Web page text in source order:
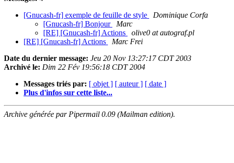
[Gnucash-fr] exemple de feuille de style
Dominique Corfa
[Gnucash-fr] Bonjour
Marc
[RE] [Gnucash-fr] Actions
olive0 at autograf.pl
[RE] [Gnucash-fr] Actions
Marc Frei
Date du dernier message: Jeu 20 Nov 13:27:17 CDT 2003
Archivé le: Dim 22 Fév 19:56:18 CDT 2004
Messages triés par: [ objet ] [ auteur ] [ date ]
Plus d'infos sur cette liste...
Archive générée par Pipermail 0.09 (Mailman edition).